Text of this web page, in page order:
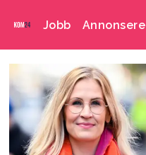
Jobb Annonsere